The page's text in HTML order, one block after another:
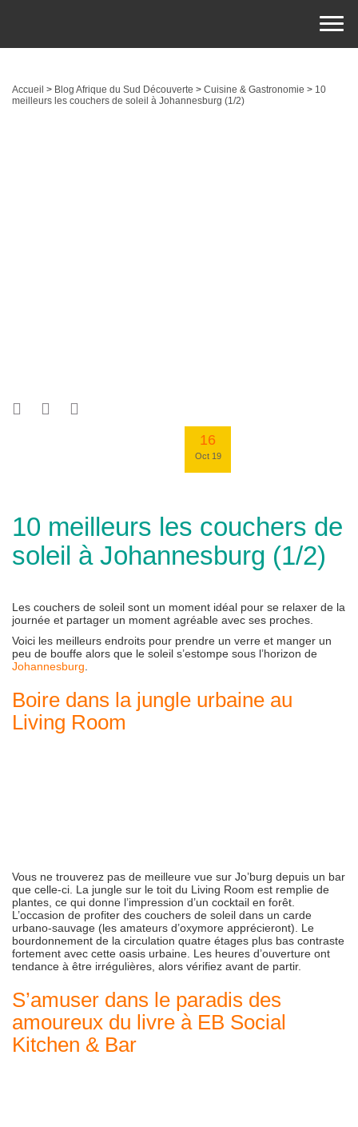
Accueil > Blog Afrique du Sud Découverte > Cuisine & Gastronomie > 10
meilleurs les couchers de soleil à Johannesburg (1/2)
16
Oct 19
10 meilleurs les couchers de
soleil à Johannesburg (1/2)
Les couchers de soleil sont un moment idéal pour se relaxer de la
journée et partager un moment agréable avec ses proches.
Voici les meilleurs endroits pour prendre un verre et manger un
peu de bouffe alors que le soleil s’estompe sous l’horizon de
Johannesburg
Boire dans la jungle urbaine au
Living Room
Vous ne trouverez pas de meilleure vue sur Jo’burg depuis un bar
que celle-ci. La jungle sur le toit du Living Room est remplie de
plantes, ce qui donne l’impression d’un cocktail en forêt.
L’occasion de profiter des couchers de soleil dans un carde
urbano-sauvage (les amateurs d’oxymore apprécieront). Le
bourdonnement de la circulation quatre étages plus bas contraste
fortement avec cette oasis urbaine. Les heures d’ouverture ont
tendance à être irrégulières, alors vérifiez avant de partir.
S’amuser dans le paradis des
amoureux du livre à EB Social
Kitchen & Bar